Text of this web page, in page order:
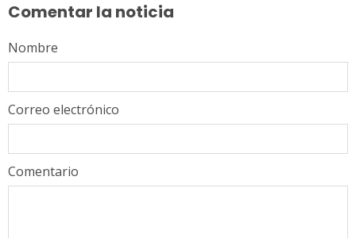
Comentar la noticia
Comentario
Nombre
Correo electrónico